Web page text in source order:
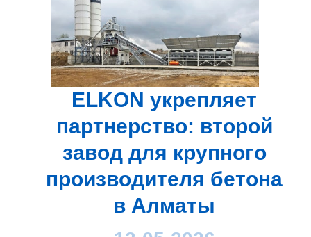
ELKON укрепляет
партнерство: второй
завод для крупного
производителя бетона
в Алматы